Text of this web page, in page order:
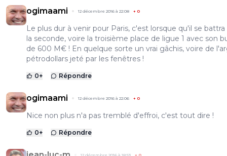
ogimaami 12 décembre 2016 à 22:08 + 0
Le plus dur à venir pour Paris, c'est lorsque qu'il se
la seconde, voire la troisième place de ligue 1 avec son
de 600 M€ ! En quelque sorte un vrai gâchis, voire de
pétrodollars jeté par les fenêtres !
0+ Répondre
ogimaami 12 décembre 2016 à 22:06 + 0
Nice non plus n'a pas tremblé d'effroi, c'est tout dire !
0+ Répondre